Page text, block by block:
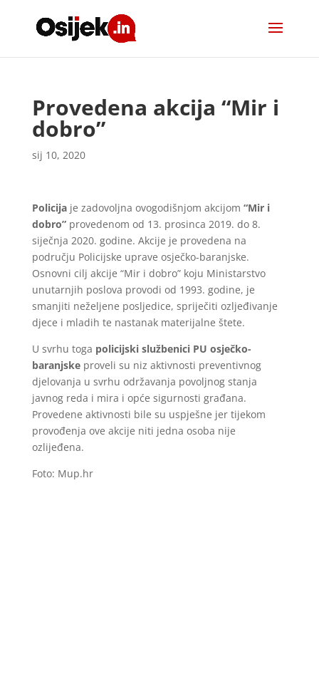
Provedena akcija “Mir i
dobro”
sij 10, 2020
Policijaje zadovoljna ovogodišnjom akcijom “Mir i
dobro”provedenom od 13. prosinca 2019. do 8.
siječnja 2020. godine. Akcije je provedena na
području Policijske uprave osječko-baranjske.
Osnovni cilj akcije “Mir i dobro” koju Ministarstvo
unutarnjih poslova provodi od 1993. godine, je
smanjiti neželjene posljedice, spriječiti ozljeđivanje
djece i mladih te nastanak materijalne štete.
U svrhu toga policijski službenici PU osječko-
baranjskeproveli su niz aktivnosti preventivnog
djelovanja u svrhu održavanja povoljnog stanja
javnog reda i mira i opće sigurnosti građana.
Provedene aktivnosti bile su uspješne jer tijekom
provođenja ove akcije niti jedna osoba nije
ozlijeđena.
Foto: Mup.hr